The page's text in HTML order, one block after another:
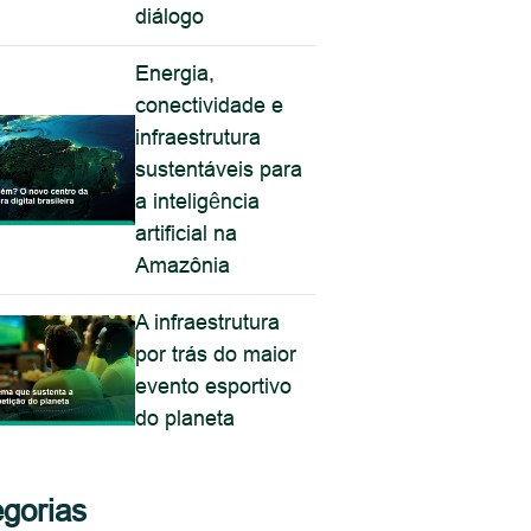
diálogo
Energia,
conectividade e
infraestrutura
sustentáveis para
a inteligência
artificial na
Amazônia
A infraestrutura
por trás do maior
evento esportivo
do planeta